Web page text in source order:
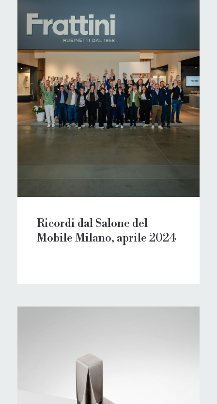
Ricordi dal Salone del
Mobile Milano, aprile 2024